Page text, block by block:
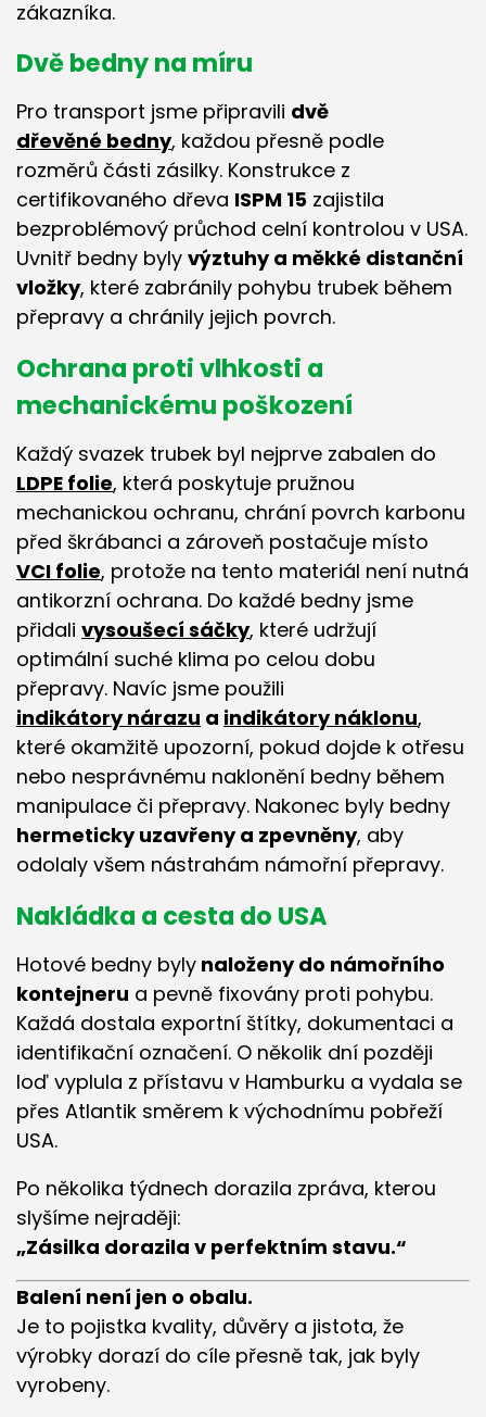
zákazníka.
Dvě bedny na míru
Pro transport jsme připravili dvě
dřevěné bedny, každou přesně podle
rozměrů části zásilky. Konstrukce z
certifikovaného dřeva ISPM 15 zajistila
bezproblémový průchod celní kontrolou v USA.
Uvnitř bedny byly výztuhy a měkké distanční
vložky, které zabránily pohybu trubek během
přepravy a chránily jejich povrch.
Ochrana proti vlhkosti a
mechanickému poškození
Každý svazek trubek byl nejprve zabalen do
LDPE folie, která poskytuje pružnou
mechanickou ochranu, chrání povrch karbonu
před škrábanci a zároveň postačuje místo
VCI folie, protože na tento materiál není nutná
antikorzní ochrana. Do každé bedny jsme
přidali vysoušecí sáčky, které udržují
optimální suché klima po celou dobu
přepravy. Navíc jsme použili
indikátory nárazu a indikátory náklonu,
které okamžitě upozorní, pokud dojde k otřesu
nebo nesprávnému naklonění bedny během
manipulace či přepravy. Nakonec byly bedny
hermeticky uzavřeny a zpevněny, aby
odolaly všem nástrahám námořní přepravy.
Nakládka a cesta do USA
Hotové bedny byly naloženy do námořního
kontejneru a pevně fixovány proti pohybu.
Každá dostala exportní štítky, dokumentaci a
identifikační označení. O několik dní později
loď vyplula z přístavu v Hamburku a vydala se
přes Atlantik směrem k východnímu pobřeží
USA.
Po několika týdnech dorazila zpráva, kterou
slyšíme nejraději:
„Zásilka dorazila v perfektním stavu.“
Balení není jen o obalu.
Je to pojistka kvality, důvěry a jistota, že
výrobky dorazí do cíle přesně tak, jak byly
vyrobeny.